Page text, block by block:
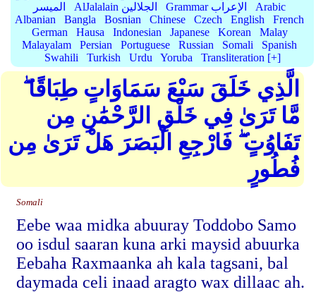
الميسر
AlJalalain الجلالين Grammar الإعراب
Arabic
Albanian
Bangla Bosnian Chinese Czech English
French
German
Hausa Indonesian Japanese Korean
Malay
Malayalam
Persian Portuguese Russian Somali
Spanish
Swahili
Turkish Urdu Yoruba Transliteration [+]
الَّذِي خَلَقَ سَبْعَ سَمَاوَاتٍ طِبَاقًا ۖ
مَّا تَرَىٰ فِي خَلْقِ الرَّحْمَٰنِ مِن
تَفَاوُتٍ ۖ فَارْجِعِ الْبَصَرَ هَلْ تَرَىٰ مِن
فُطُورٍ
Somali
Eebe waa midka abuuray Toddobo Samo
oo isdul saaran kuna arki maysid abuurka
Eebaha Raxmaanka ah kala tagsani, bal
daymada celi inaad aragto wax dillaac ah.